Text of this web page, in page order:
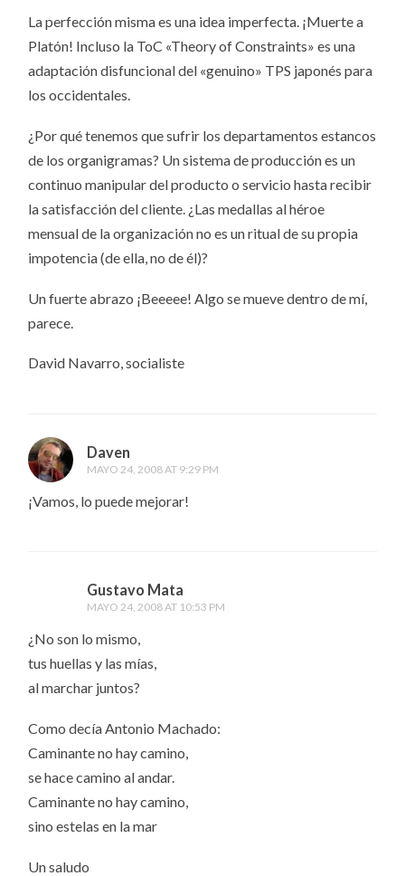
La perfección misma es una idea imperfecta. ¡Muerte a
Platón! Incluso la ToC «Theory of Constraints» es una
adaptación disfuncional del «genuino» TPS japonés para
los occidentales.
¿Por qué tenemos que sufrir los departamentos estancos
de los organigramas? Un sistema de producción es un
continuo manipular del producto o servicio hasta recibir
la satisfacción del cliente. ¿Las medallas al héroe
mensual de la organización no es un ritual de su propia
impotencia (de ella, no de él)?
Un fuerte abrazo ¡Beeeee! Algo se mueve dentro de mí,
parece.
David Navarro, socialiste
Daven
MAYO 24, 2008 AT 9:29 PM
¡Vamos, lo puede mejorar!
Gustavo Mata
MAYO 24, 2008 AT 10:53 PM
¿No son lo mismo,
tus huellas y las mías,
al marchar juntos?
Como decía Antonio Machado:
Caminante no hay camino,
se hace camino al andar.
Caminante no hay camino,
sino estelas en la mar
Un saludo